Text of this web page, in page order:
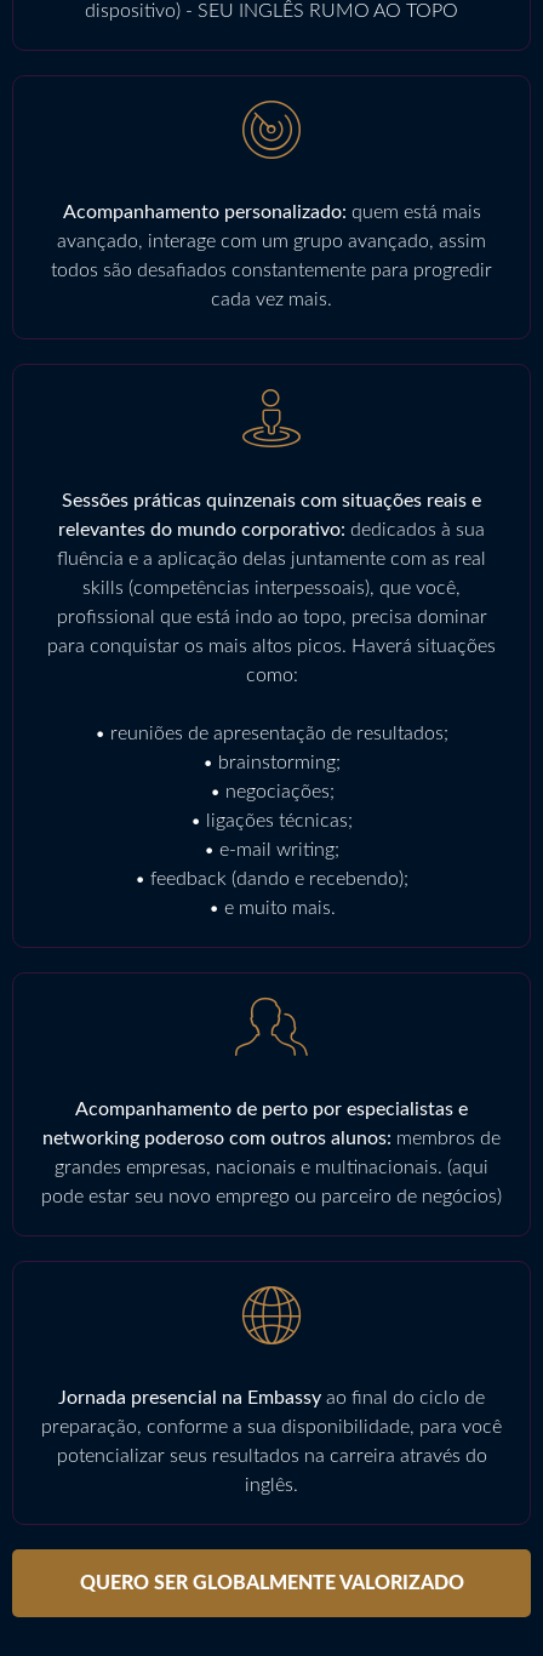
dispositivo) - SEU INGLÊS RUMO AO TOPO
Acompanhamento personalizado: quem está mais
avançado, interage com um grupo avançado, assim
todos são desafiados constantemente para progredir
cada vez mais.
Sessões práticas quinzenais com situações reais e
relevantes do mundo corporativo: dedicados à sua
fluência e a aplicação delas juntamente com as real
skills (competências interpessoais), que você,
profissional que está indo ao topo, precisa dominar
para conquistar os mais altos picos. Haverá situações
como:
• reuniões de apresentação de resultados;
• brainstorming;
• negociações;
• ligações técnicas;
• e-mail writing;
• feedback (dando e recebendo);
• e muito mais.
Acompanhamento de perto por especialistas e
networking poderoso com outros alunos: membros de
grandes empresas, nacionais e multinacionais. (aqui
pode estar seu novo emprego ou parceiro de negócios)
Jornada presencial na Embassy ao final do ciclo de
preparação, conforme a sua disponibilidade, para você
potencializar seus resultados na carreira através do
inglês.
QUERO SER GLOBALMENTE VALORIZADO